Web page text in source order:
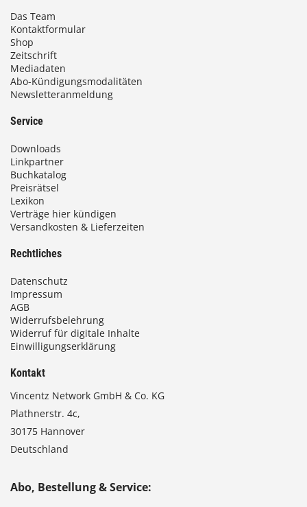
Das Team
Kontaktformular
Shop
Zeitschrift
Mediadaten
Abo-Kündigungsmodalitäten
Newsletteranmeldung
Service
Downloads
Linkpartner
Buchkatalog
Preisrätsel
Lexikon
Verträge hier kündigen
Versandkosten & Lieferzeiten
Rechtliches
Datenschutz
Impressum
AGB
Widerrufsbelehrung
Widerruf für digitale Inhalte
Einwilligungserklärung
Kontakt
Vincentz Network GmbH & Co. KG
Plathnerstr. 4c,
30175 Hannover
Deutschland
Abo, Bestellung & Service: